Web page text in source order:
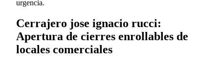
urgencia.
Cerrajero jose ignacio rucci:
Apertura de cierres enrollables de
locales comerciales